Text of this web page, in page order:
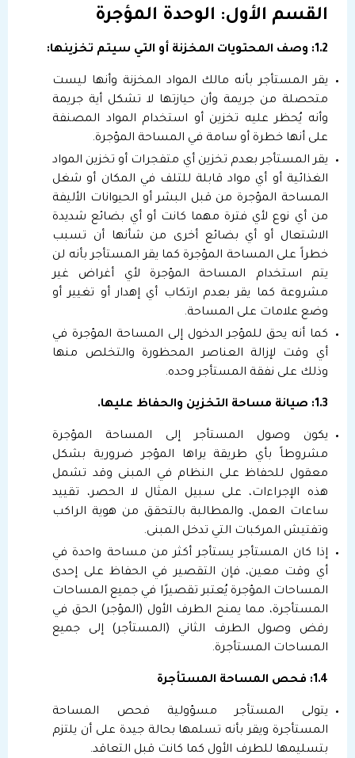
القسم الأول: الوحدة المؤجرة
1.2: وصف المحتويات المخزنة أو التي سيتم تخزينها:
يقر المستأجر بأنه مالك المواد المخزنة وأنها ليست
متحصلة من جريمة وأن حيازتها لا تشكل أية جريمة
وأنه يُحظر عليه تخزين أو استخدام المواد المصنفة
على أنها خطرة أو سامة في المساحة المؤجرة.
يقر المستأجر بعدم تخزين أي متفجرات أو تخزين المواد
الغذائية أو أي مواد قابلة للتلف في المكان أو شغل
المساحة المؤجرة من قبل البشر أو الحيوانات الأليفة
من أي نوع لأي فترة مهما كانت أو أي بضائع شديدة
الاشتعال أو أي بضائع أخرى من شأنها أن تسبب
خطراً على المساحة المؤجرة كما يقر المستأجر بأنه لن
يتم استخدام المساحة المؤجرة لأي أغراض غير
مشروعة كما يقر بعدم ارتكاب أي إهدار أو تغيير أو
وضع علامات على المساحة.
كما أنه يحق للمؤجر الدخول إلى المساحة المؤجرة في
أي وقت لإزالة العناصر المحظورة والتخلص منها
وذلك على نفقة المستأجر وحده.
1.3: صيانة مساحة التخزين والحفاظ عليها.
يكون وصول المستأجر إلى المساحة المؤجرة
مشروطاً بأي طريقة يراها المؤجر ضرورية بشكل
معقول للحفاظ على النظام في المبنى وقد تشمل
هذه الإجراءات، على سبيل المثال لا الحصر، تقييد
ساعات العمل، والمطالبة بالتحقق من هوية الراكب
وتفتيش المركبات التي تدخل المبنى.
إذا كان المستأجر يستأجر أكثر من مساحة واحدة في
أي وقت معين، فإن التقصير في الحفاظ على إحدى
المساحات المؤجرة يُعتبر تقصيرًا في جميع المساحات
المستأجرة، مما يمنح الطرف الأول (المؤجر) الحق في
رفض وصول الطرف الثاني (المستأجر) إلى جميع
المساحات المستأجرة.
1.4: فحص المساحة المستأجرة
يتولى المستأجر مسؤولية فحص المساحة
المستأجرة ويقر بأنه تسلمها بحالة جيدة على أن يلتزم
بتسليمها للطرف الأول كما كانت قبل التعاقد.